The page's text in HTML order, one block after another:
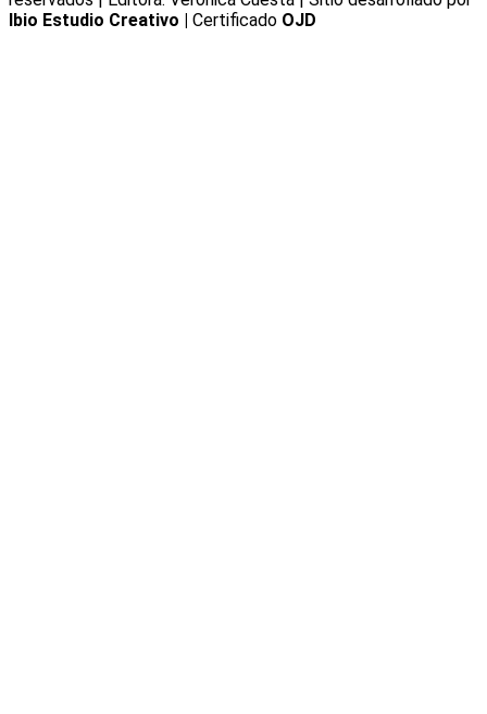
Ibio Estudio Creativo | Certificado OJD